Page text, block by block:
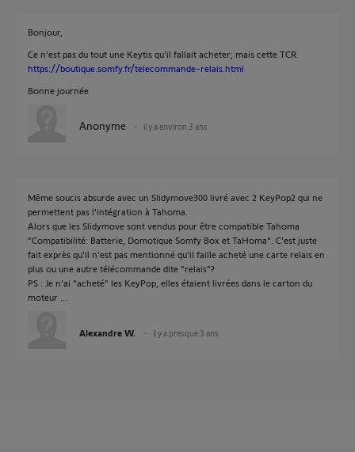
Bonjour,
Ce n'est pas du tout une Keytis qu'il fallait acheter; mais cette TCR
https://boutique.somfy.fr/telecommande-relais.html
Bonne journée
Anonyme il y a environ 3 ans
Même soucis absurde avec un Slidymove300 livré avec 2 KeyPop2 qui ne
permettent pas l'intégration à Tahoma.
Alors que les Slidymove sont vendus pour être compatible Tahoma
"Compatibilité: Batterie, Domotique Somfy Box et TaHoma". C'est juste
fait exprès qu'il n'est pas mentionné qu'il faille acheté une carte relais en
plus ou une autre télécommande dite "relais"?
PS : Je n'ai "acheté" les KeyPop, elles étaient livrées dans le carton du
moteur ...
Alexandre W. il y a presque 3 ans